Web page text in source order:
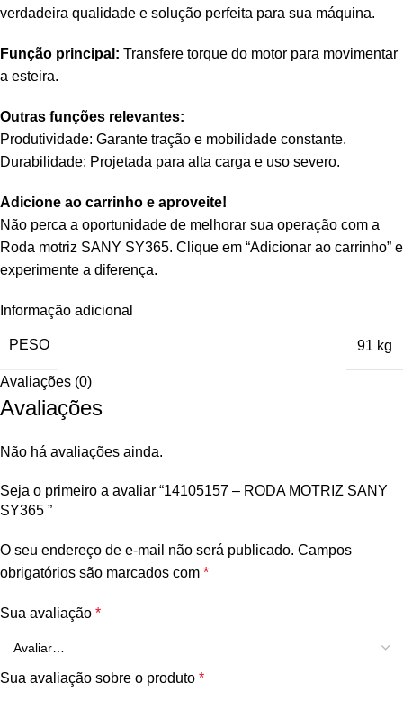
verdadeira qualidade e solução perfeita para sua máquina.
Função principal: Transfere torque do motor para movimentar
a esteira.
Outras funções relevantes:
Produtividade: Garante tração e mobilidade constante.
Durabilidade: Projetada para alta carga e uso severo.
Adicione ao carrinho e aproveite!
Não perca a oportunidade de melhorar sua operação com a
Roda motriz SANY SY365. Clique em “Adicionar ao carrinho” e
experimente a diferença.
Informação adicional
PESO 91 kg
Avaliações (0)
Avaliações
Não há avaliações ainda.
Seja o primeiro a avaliar “14105157 – RODA MOTRIZ SANY
SY365 ”
O seu endereço de e-mail não será publicado. Campos
obrigatórios são marcados com *
Sua avaliação *
Sua avaliação sobre o produto *